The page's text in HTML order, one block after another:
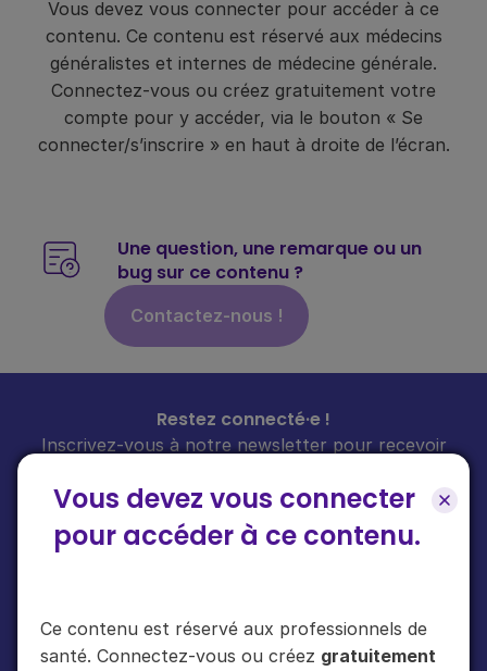
Vous devez vous connecter
pour accéder à ce contenu.
Ce contenu est réservé aux professionnels de
santé. Connectez-vous ou créez gratuitement
Vous devez vous connecter pour accéder à ce
contenu. Ce contenu est réservé aux médecins
généralistes et internes de médecine générale.
Connectez-vous ou créez gratuitement votre
compte pour y accéder, via le bouton « Se
connecter/s’inscrire » en haut à droite de l’écran.
Une question, une remarque ou un
bug sur ce contenu ?
Contactez-nous !
Restez connecté·e !
Inscrivez-vous à notre newsletter pour recevoir
votre boîte mail.
Plus d'informations sur l'usage de vos donnéesici.